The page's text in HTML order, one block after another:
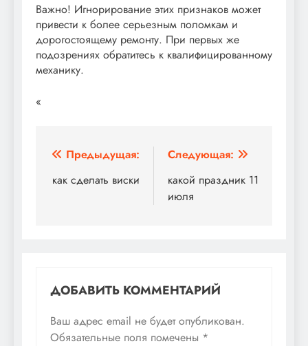
Важно! Игнорирование этих признаков может
привести к более серьезным поломкам и
дорогостоящему ремонту. При первых же
подозрениях обратитесь к квалифицированному
механику.
«
Навигация
по
Предыдущая:
как сделать виски
Следующая:
какой праздник 11
июля
ДОБАВИТЬ КОММЕНТАРИЙ
Ваш адрес email не будет опубликован.
Обязательные поля помечены *